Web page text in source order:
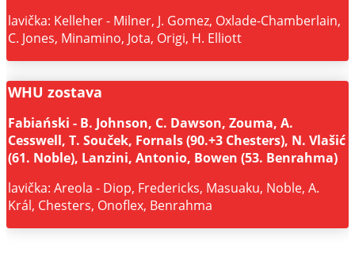
lavička: Kelleher - Milner, J. Gomez, Oxlade-Chamberlain,
C. Jones, Minamino, Jota, Origi, H. Elliott
WHU zostava
Fabiański - B. Johnson, C. Dawson, Zouma, A.
Cesswell, T. Souček, Fornals (90.+3 Chesters), N. Vlašić
(61. Noble), Lanzini, Antonio, Bowen (53. Benrahma)
lavička: Areola - Diop, Fredericks, Masuaku, Noble, A.
Král, Chesters, Onoflex, Benrahma